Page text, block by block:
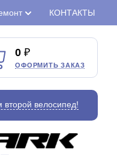
КОНТАКТЫ
0
ОФОРМИТЬ ЗАКАЗ
второй велосипед!